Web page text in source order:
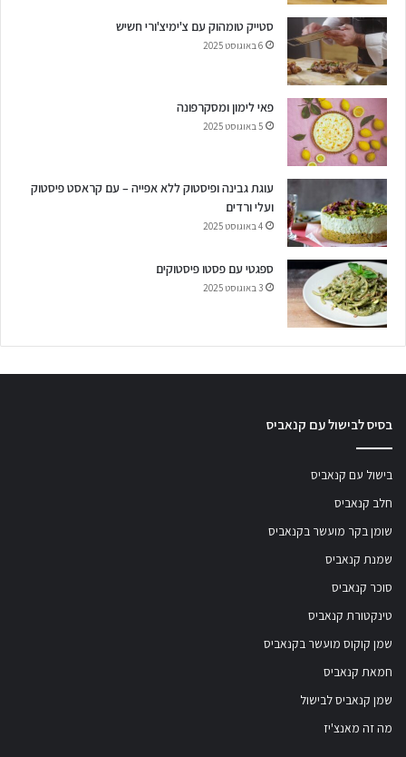
סטייק טומהוק עם צ'ימיצ'ורי חשיש
6 באוגוסט 2025
פאי לימון ומסקרפונה
5 באוגוסט 2025
עוגת גבינה ופיסטוק ללא אפייה – עם קראסט פיסטוק
ועלי ורדים
4 באוגוסט 2025
ספגטי עם פסטו פיסטוקים
3 באוגוסט 2025
בסיס לבישול עם קנאביס
בישול עם קנאביס
חלב קנאביס
שומן בקר מועשר בקנאביס
שמנת קנאביס
סוכר קנאביס
טינקטורת קנאביס
שמן קוקוס מועשר בקנאביס
חמאת קנאביס
שמן קנאביס לבישול
מה זה מאנצ'יז